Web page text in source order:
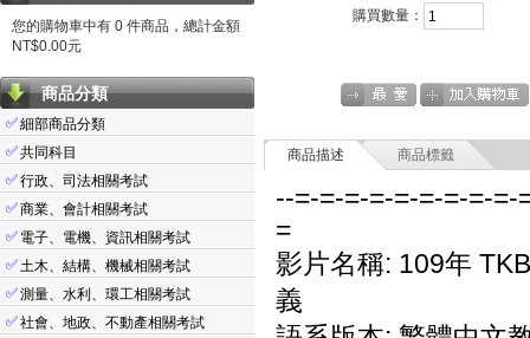
您的購物車中有 0 件商品，總計金額
NT$0.00元
商品分類
✅細部商品分類
✅共同科目
✅行政、司法相關考試
✅商業、會計相關考試
✅ 電子、電機、資訊相關考試
✅土木、結構、機械相關考試
✅測量、水利、環工相關考試
✅社會、地政、不動產相關考試
購買數量：
商品描述 商品標籤
--=-=-=-=-=-=-=-=-=-
=
影片名稱: 109年
義